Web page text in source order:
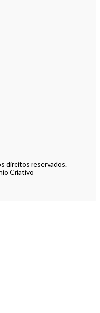
direitos reservados.
Criativo